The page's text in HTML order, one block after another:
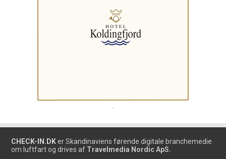
CHECK-IN.DK er Skandinaviens førende digitale branchemedie
om luftfart og drives af Travelmedia Nordic ApS.